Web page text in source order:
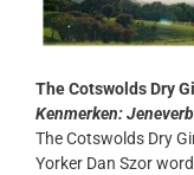
The Cotswolds Dry
Kenmerken:
The Cotswolds Dry
Yorker Dan Szor